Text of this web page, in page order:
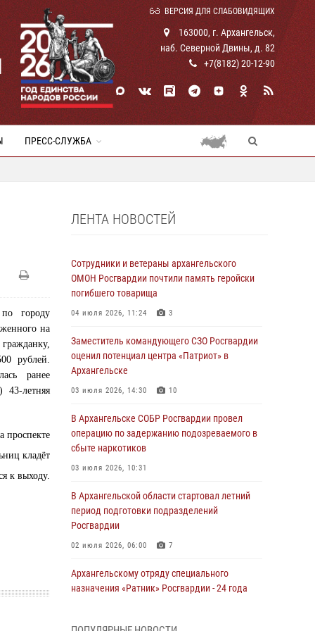
ВЕРСИЯ ДЛЯ СЛАБОВИДЯЩИХ
163000, г. Архангельск,
наб. Северной Двины, д. 82
+7(8182) 20-12-90
ПРЕСС-СЛУЖБА
городу
на
рублей.
ранее
43-летняя
проспекте
кладёт
к выходу.
ЛЕНТА НОВОСТЕЙ
Сотрудники и ветераны архангельского
ОМОН Росгвардии почтили память геройски
погибшего товарища
04 июля 2026, 11:24 3
Заместитель командующего СЗО Росгвардии
оценил потенциал центра «Патриот» в
Архангельске
03 июля 2026, 14:30 10
В Архангельске СОБР Росгвардии провел
операцию по задержанию подозреваемого в
сбыте наркотиков
03 июля 2026, 10:31
В Архангельской области стартовал летний
период подготовки подразделений
Росгвардии
02 июля 2026, 06:00 7
Архангельскому отряду специального
назначения «Ратник» Росгвардии - 24 года